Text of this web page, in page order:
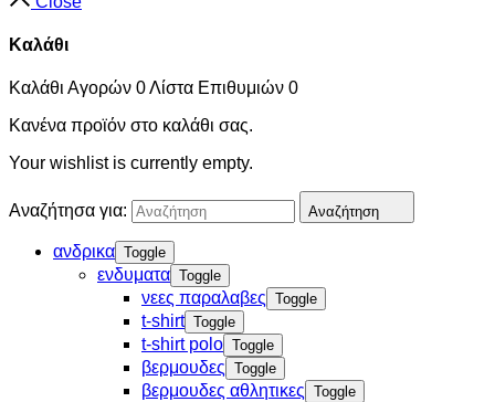
Καλάθι
Καλάθι Αγορών 0Λίστα Επιθυμιών 0
Κανένα προϊόν στο καλάθι σας.
Your wishlist is currently empty.
Αναζήτησα για: Αναζήτηση
ανδρικα Toggle
ενδυματα Toggle
νεες παραλαβες Toggle
t-shirt Toggle
t-shirt polo Toggle
βερμουδες Toggle
βερμουδες αθλητικες Toggle